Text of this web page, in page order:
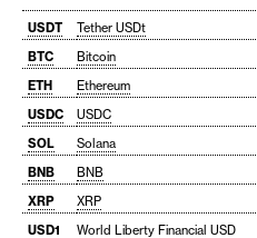
USDT Tether USDt
BTC
Bitcoin
ETH
Ethereum
USDC
USDC
SOL
Solana
BNB
BNB
XRP
XRP
USD1
World Liberty Financial USD